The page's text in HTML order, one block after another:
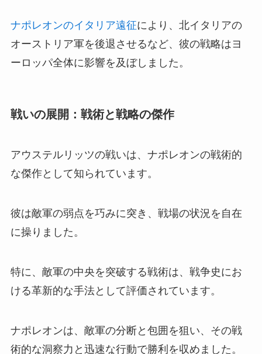
ナポレオンのイタリア遠征により、北イタリアの
オーストリア軍を後退させるなど、彼の戦略はヨ
ーロッパ全体に影響を及ぼしました。
戦いの展開：戦術と戦略の傑作
アウステルリッツの戦いは、ナポレオンの戦術的
な傑作として知られています。
彼は敵軍の弱点を巧みに突き、戦場の状況を自在
に操りました。
特に、敵軍の中央を突破する戦術は、戦争史にお
ける革新的な手法として評価されています。
ナポレオンは、敵軍の分断と包囲を狙い、その戦
術的な洞察力と迅速な行動で勝利を収めました。